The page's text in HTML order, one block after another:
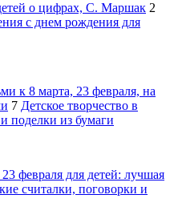
о цифрах, С. Маршак 2
с днем рождения для
к 8 марта, 23 февраля, на
7 Детское творчество в
поделки из бумаги
февраля для детей: лучшая
считалки, поговорки и